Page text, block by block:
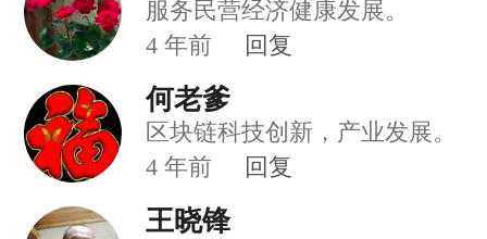
服务民营经济健康发展。
4 年前 回复
何老爹
区块链科技创新，产业发展。
4 年前 回复
王晓锋